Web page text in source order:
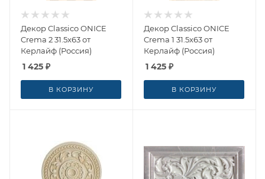
Декор Classico ONICE
Crema 2 31.5x63 от
Керлайф (Россия)
1 425 ₽
В КОРЗИНУ
Декор Classico ONICE
Crema 1 31.5x63 от
Керлайф (Россия)
1 425 ₽
В КОРЗИНУ